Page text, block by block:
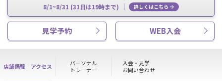
8/1~8/31 (31日は19時まで) 詳しくはこちら
見学予約 WEB入会
店舗情報 アクセス
パーソナル
トレーナー
入会・見学
お問い合わせ